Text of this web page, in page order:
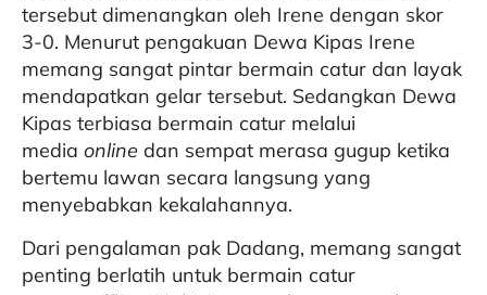
tersebut dimenangkan oleh Irene dengan skor
3-0. Menurut pengakuan Dewa Kipas Irene
memang sangat pintar bermain catur dan layak
mendapatkan gelar tersebut. Sedangkan Dewa
Kipas terbiasa bermain catur melalui
media online dan sempat merasa gugup ketika
bertemu lawan secara langsung yang
menyebabkan kekalahannya.
Dari pengalaman pak Dadang, memang sangat
penting berlatih untuk bermain catur